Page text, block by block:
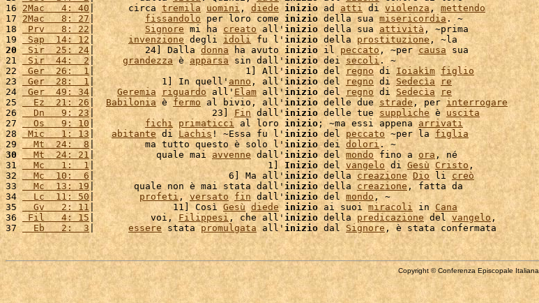
16 2Mac   4: 40 |      circa tremila uomini , diede inizio ad atti di violenza , mettendo
17 2Mac   8: 27| fissandolo per loro come inizio della sua misericordia. ~
18
Prv   8: 22 | Signore mi ha creato all' inizio della sua attività , ~prima
19 Sap  14: 12 | invenzione degli idoli fu l' inizio della prostituzione
20 Sir  25: 24 |         24] Dalla donna ha avuto inizio il peccato , ~per causa sua
21
Sir  44:  2| grandezza è apparsa sin dall' inizio dei secoli . ~
22 Ger  26:  1 |                           1] All' inizio del regno di Ioiakìm figlio
23
Ger  28:  1 |            1] In quell' anno , all'inizio del regno di Sedecìa
re
24
Ger  49: 34| Geremia riguardo all' Elam all' inizio del regno di Sedecìa
re
25
  Ez  21: 26
| Babilonia è fermo al bivio, all' inizio delle due strade, per interrogare
26
  Dn   9: 23
|                     23] Fin dall' inizio delle tue suppliche è uscita
27
  Os   9: 10
| fichi primaticci al loro inizio ; ~ma essi appena arrivati
28 Mic   1: 13 | abitante di Lachis ! ~Essa fu l' inizio del peccato ~per la figlia
29
  Mt  24:  8
|         ma tutto questo è solo l' inizio dei dolori
30
  Mt  24: 21
|           quale mai avvenne dall'inizio del mondo fino a ora , né
31
  Mc   1:  1
|                               1] Inizio del vangelo di Gesù Cristo ,
32
  Mc  10:  6
|                        6] Ma all' inizio della creazione Dio li creò
33
  Mc  13: 19
|       quale non è mai stata dall'inizio della creazione , fatta da
34
  Lc  11: 50
| profeti , versato fin dall' inizio del mondo , ~
35
  Gv   2: 11
|              11] Così Gesù diede inizio ai suoi miracoli in Cana
36 Fil   4: 15 |          voi, Filippesi , che all' inizio della predicazione del vangelo ,
37
  Eb   2:  3
| essere stata promulgata all'inizio dal Signore
Copyright © Conferenza Episcopale Italiana